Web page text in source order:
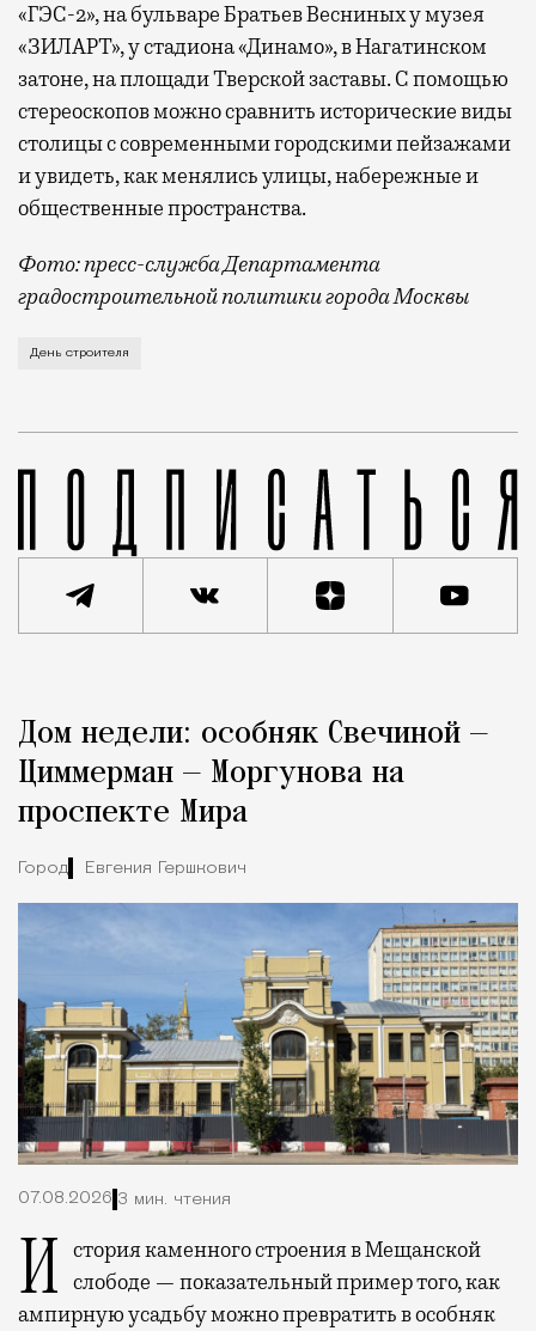
«ГЭС-2», на бульваре Братьев Весниных у музея
«ЗИЛАРТ», у стадиона «Динамо», в Нагатинском
затоне, на площади Тверской заставы. С помощью
стереоскопов можно сравнить исторические виды
столицы с современными городскими пейзажами
и увидеть, как менялись улицы, набережные и
общественные пространства.
Фото: пресс-служба Департамента
градостроительной политики города Москвы
В этом году профессиональный праздник День
День строителя
Город
Дом недели: особняк Свечиной —
Циммерман — Моргунова на
проспекте Мира
Город Евгения Гершкович
07.08.2026 3 мин. чтения
История каменного строения в Мещанской слободе — показательный пример того, как
ампирную усадьбу можно превратить в особняк